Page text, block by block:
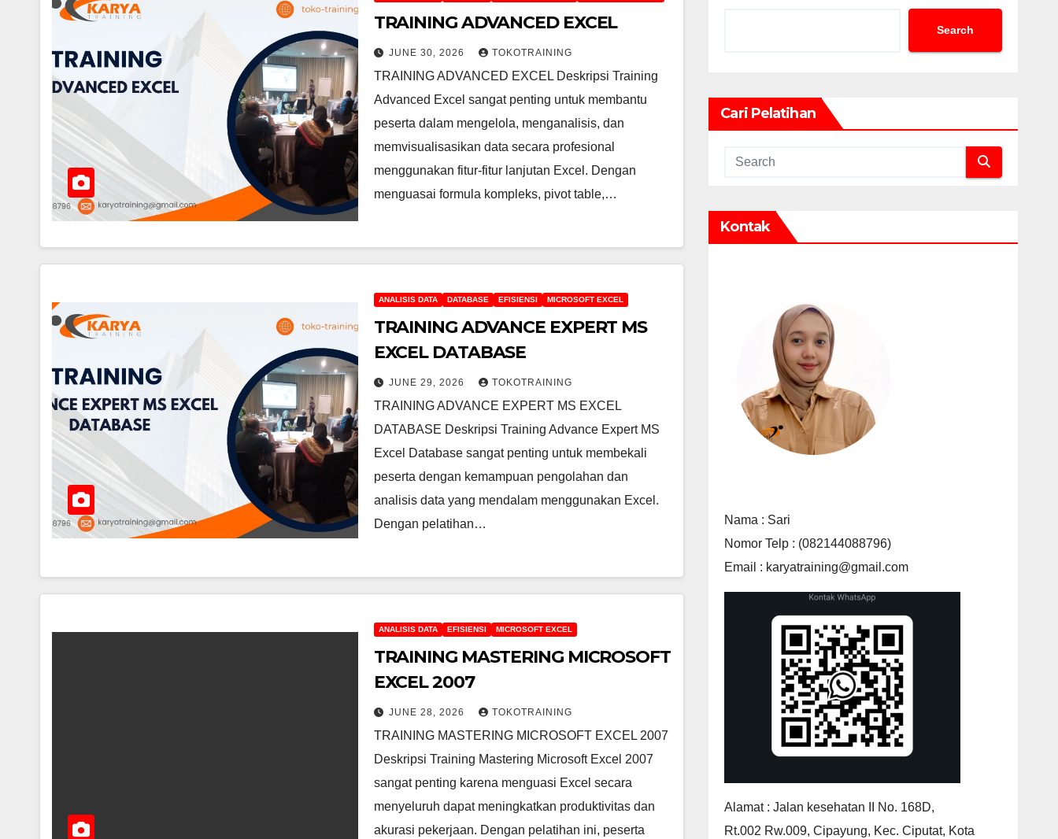
TRAINING ADVANCED EXCEL
JUNE 30, 2026 TOKOTRAINING
TRAINING ADVANCED EXCEL Deskripsi Training
Advanced Excel sangat penting untuk membantu
peserta dalam mengelola, menganalisis, dan
memvisualisasikan data secara profesional
menggunakan fitur-fitur lanjutan Excel. Dengan
menguasai formula kompleks, pivot table,…
ANALISIS DATA DATABASE EFISIENSI MICROSOFT EXCEL
TRAINING ADVANCE EXPERT MS
EXCEL DATABASE
JUNE 29, 2026 TOKOTRAINING
TRAINING ADVANCE EXPERT MS EXCEL
DATABASE Deskripsi Training Advance Expert MS
Excel Database sangat penting untuk membekali
peserta dengan kemampuan pengolahan dan
analisis data yang mendalam menggunakan Excel.
Dengan pelatihan…
ANALISIS DATA EFISIENSI MICROSOFT EXCEL
TRAINING MASTERING MICROSOFT
EXCEL 2007
JUNE 28, 2026 TOKOTRAINING
TRAINING MASTERING MICROSOFT EXCEL 2007
Deskripsi Training Mastering Microsoft Excel 2007
sangat penting karena menguasi Excel secara
menyeluruh dapat meningkatkan produktivitas dan
akurasi pekerjaan. Dengan pelatihan ini, peserta
Search
Cari Pelatihan
Kontak
Nama : Sari
Nomor Telp : (082144088796)
Email : karyatraining@gmail.com
Alamat : Jalan kesehatan II No. 168D,
Rt.002 Rw.009, Cipayung, Kec. Ciputat, Kota